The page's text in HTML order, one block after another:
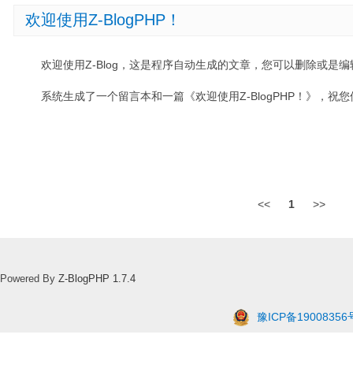
欢迎使用Z-BlogPHP！
欢迎使用Z-Blog，这是程序自动生成的文章，您可以删除或是编
系统生成了一个留言本和一篇《欢迎使用Z-BlogPHP！》，祝
<< 1 >>
Powered By Z-BlogPHP 1.7.4
豫ICP备19008356